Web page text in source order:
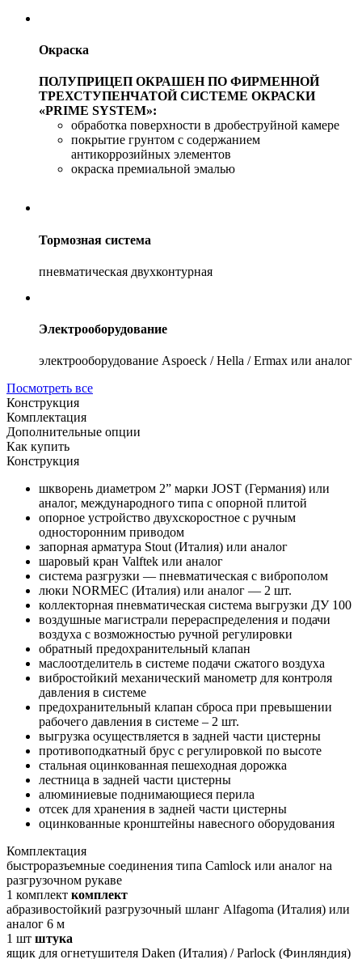
Окраска
ПОЛУПРИЦЕП ОКРАШЕН ПО ФИРМЕННОЙ
ТРЕХСТУПЕНЧАТОЙ СИСТЕМЕ ОКРАСКИ
«PRIME SYSTEM»:
обработка поверхности в дробеструйной камере
покрытие грунтом с содержанием
антикоррозийных элементов
окраска премиальной эмалью
Тормозная система
пневматическая двухконтурная
Электрооборудование
электрооборудование Aspoeck / Hella / Ermax или аналог
Посмотреть все
Конструкция
Комплектация
Дополнительные опции
Как купить
Конструкция
шкворень диаметром 2” марки JOST (Германия) или
аналог, международного типа с опорной плитой
опорное устройство двухскоростное с ручным
односторонним приводом
запорная арматура Stout (Италия) или аналог
шаровый кран Valftek или аналог
система разгрузки — пневматическая с виброполом
люки NORMEC (Италия) или аналог — 2 шт.
коллекторная пневматическая система выгрузки ДУ 100
воздушные магистрали перераспределения и подачи
воздуха с возможностью ручной регулировки
обратный предохранительный клапан
маслоотделитель в системе подачи сжатого воздуха
вибростойкий механический манометр для контроля
давления в системе
предохранительный клапан сброса при превышении
рабочего давления в системе – 2 шт.
выгрузка осуществляется в задней части цистерны
противоподкатный брус с регулировкой по высоте
стальная оцинкованная пешеходная дорожка
лестница в задней части цистерны
алюминиевые поднимающиеся перила
отсек для хранения в задней части цистерны
оцинкованные кронштейны навесного оборудования
Комплектация
быстроразъемные соединения типа Camlock или аналог на
разгрузочном рукаве
1 комплект комплект
абразивостойкий разгрузочный шланг Alfagoma (Италия) или
аналог 6 м
1 шт штука
ящик для огнетушителя Daken (Италия) / Parlock (Финляндия)